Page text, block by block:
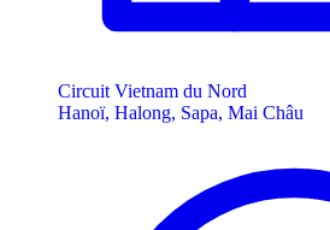
Circuit Vietnam du Nord
Hanoï, Halong, Sapa, Mai Châu